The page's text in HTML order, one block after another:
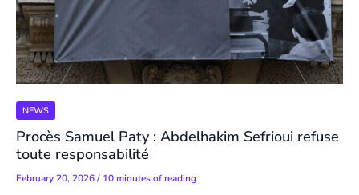
NEWS
Procès Samuel Paty : Abdelhakim Sefrioui refuse
toute responsabilité
February 20, 2026/ 10 minutes of reading